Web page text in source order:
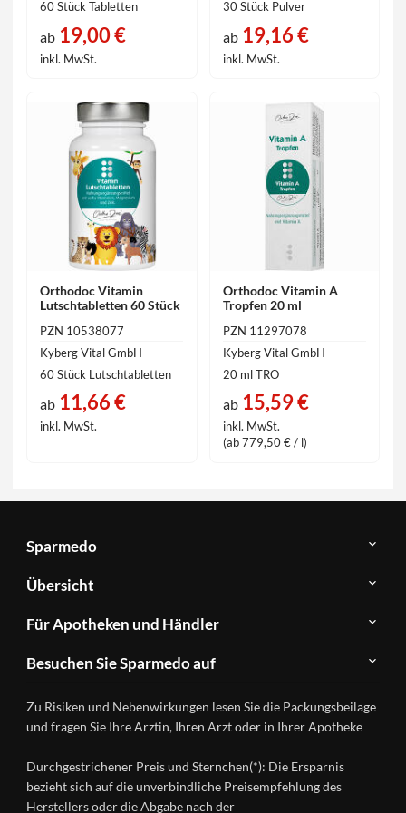
60 Stück Tabletten
ab 19,00 €
inkl. MwSt.
30 Stück Pulver
ab19,16 €
inkl. MwSt.
Orthodoc Vitamin
Lutschtabletten 60 Stück
PZN 10538077
Kyberg Vital GmbH
60 Stück Lutschtabletten
ab 11,66 €
inkl. MwSt.
Orthodoc Vitamin A
Tropfen 20 ml
PZN 11297078
Kyberg Vital GmbH
20 ml TRO
ab15,59 €
inkl. MwSt.
(ab 779,50 € / l)
Sparmedo
Über
Sparmedo
FAQ
Kontakt
Datenschutz
Nutzungsbedingungen
Übersicht
Herstellerverzeichnis
Produkte
A-
Ratgeber
Wirkstoffe
Gesundheitsmagazin
Für Apotheken und Händler
&
Händlerlogin
Besuchen Sie Sparmedo auf
Instagram
Zu Risiken und Nebenwirkungen lesen Sie die Packungsbeilage
und fragen Sie Ihre Ärztin, Ihren Arzt oder in Ihrer Apotheke
Durchgestrichener Preis und Sternchen(*): Die Ersparnis
bezieht sich auf die unverbindliche Preisempfehlung des
Herstellers oder die Abgabe nach der